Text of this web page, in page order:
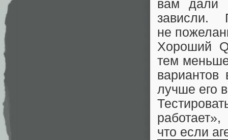
вам дали
не
Хороший
тем
лучше его
что если